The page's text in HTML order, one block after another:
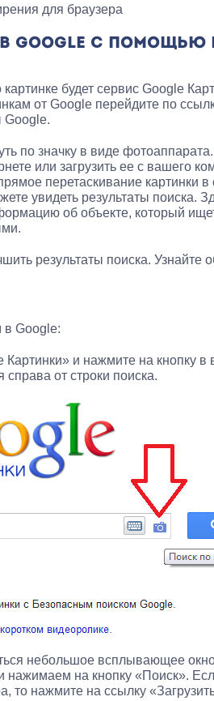
для браузера
GOOGLE С
будет сервис Google
от Google перейдите по
Google.
по значку в виде
или загрузить ее с вашего
перетаскивание картинки в
увидеть результаты поиска.
об объекте, который
результаты поиска. Узнайте
в Google:
и нажмите на кнопку в
от строки поиска.
небольшое всплывающее
нажимаем на кнопку «Поиск».
то нажмите на ссылку